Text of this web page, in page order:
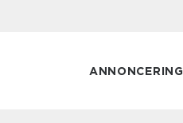
ANNONCERING